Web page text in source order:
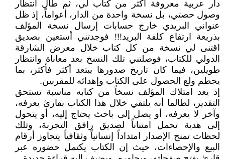
دار عربية معروفة أكثر من كتاب لي، ثم طال انتظار
وصول حصتي، بل نسخة واحدة من الدار، أعواماً، إذ ظل
عنواني البريدي خارج حسابات إرسال نسخة المؤلف
بذريعة ارتفاع كلفة البريد!!! فوجدتني أستعين بصديق
اقتنى لي نسخة من كل كتاب خلال معرض الشارقة
الدولي للكتاب، فوصلتني تلك النسخ بعد معاناة وانتظار
طويلين، فيما كان تاريخ صدورها يبتعد أكثر فأكثر، بما
يحطم ولع الحصول على الكتاب وإهدائه للمقربين.
إذ يعد امتلاك المؤلف نسخاً من كتابه مناسبة تستحق
التقدير، لطالما أنه يلتقي خلال هذا الكتاب بقارئ يعرفه،
وآخر لا يعرفه، أو يصل إلى باحث يحتاج إليه، أو يتحول
إلى هدية تحمل امتناناً لصديق رافق التجربة، وتلك
لحظات تمنح الإصدار امتداداً إنسانياً وثقافياً يتجاوز أرقام
البيع والإحصاءات، حيث إن الكتاب يكتمل حضوره عبر